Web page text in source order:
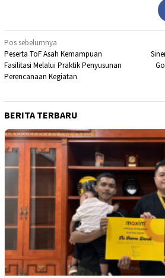
Navigasi
pos
Pos sebelumnya
Peserta ToF Asah Kemampuan
Fasilitasi Melalui Praktik Penyusunan
Perencanaan Kegiatan
BERITA TERBARU